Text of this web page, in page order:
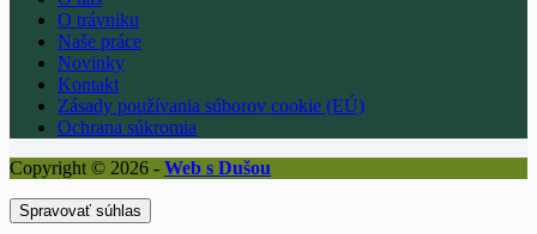
O trávniku
Naše práce
Novinky
Kontakt
Zásady používania súborov cookie (EÚ)
Ochrana súkromia
Copyright © 2026 - Web s Dušou
Spravovať súhlas